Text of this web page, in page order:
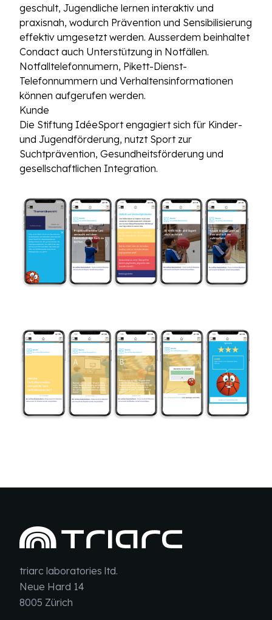
geschult, Jugendliche lernen interaktiv und
praxisnah, wodurch Prävention und Sensibilisierung
effektiv umgesetzt werden. Ausserdem beinhaltet
Condact auch Unterstützung in Notfällen.
Notfalltelefonnumern, Pikett-Dienst-
Telefonnummern und Verhaltensinformationen
können aufgerufen werden.
Kunde
Die Stiftung IdéeSport engagiert sich für Kinder-
und Jugendförderung, nutzt Sport zur
Suchtprävention, Gesundheitsförderung und
gesellschaftlichen Integration.
triarc laboratories ltd.
Neue Hard 14
8005 Zürich